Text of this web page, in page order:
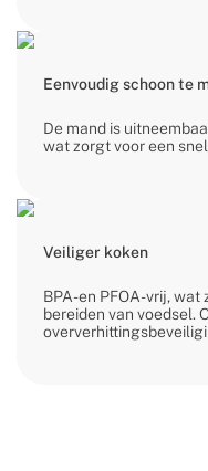
Eenvoudig schoon te
De mand is
wat zorgt voor een
Veiliger koken
BPA- en PFOA-vrij,
bereiden van voedsel.